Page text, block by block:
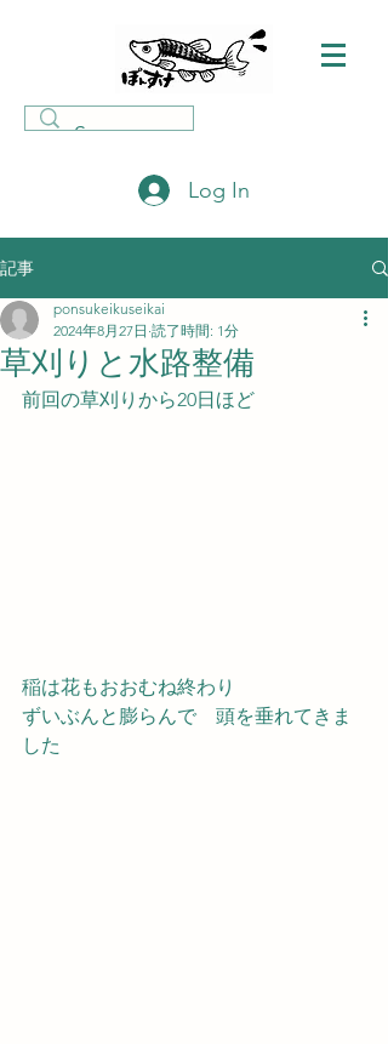
Log In
記事
草刈りと水路整備
ponsukeikuseikai
2024年8月27日 読了時間: 1分
前回の草刈りから20日ほど
稲は花もおおむね終わり
ずいぶんと膨らんで　頭を垂れてきま
した